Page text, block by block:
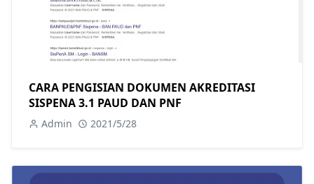
CARA PENGISIAN DOKUMEN AKREDITASI
SISPENA 3.1 PAUD DAN PNF
Admin 2021/5/28